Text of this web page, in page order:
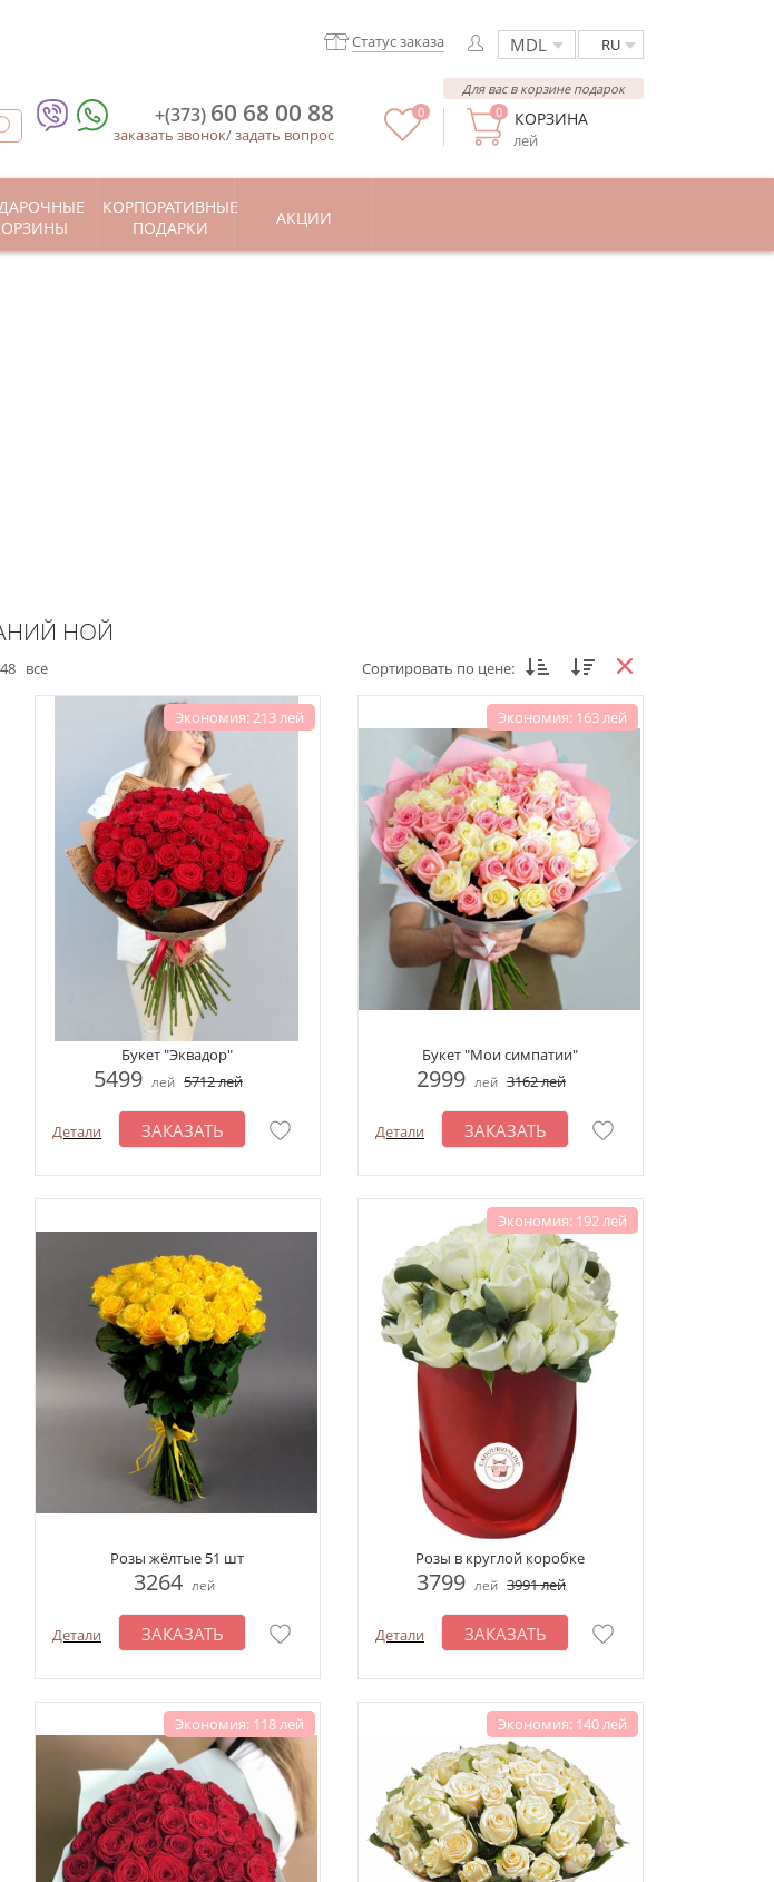
RU
Статус заказа
КОРЗИНА
лей
0
Для вас в корзине подарок
0
+(373) 60 68 00 88
заказать звонок/задать вопрос
КОРПОРАТИВНЫЕ
ПОДАРКИ
АКЦИИ
НОЙ
48 все Сортировать по цене:
Экономия: 213 лей
Букет "Эквадор"
5499 лей 5712лей
Детали ЗАКАЗАТЬ
Экономия: 163 лей
Букет "Мои симпатии"
2999 лей 3162лей
Детали ЗАКАЗАТЬ
Розы жёлтые 51 шт
3264 лей
Детали ЗАКАЗАТЬ
Экономия: 192 лей
Розы в круглой коробке
3799 лей 3991лей
Детали ЗАКАЗАТЬ
Экономия: 118 лей Экономия: 140 лей